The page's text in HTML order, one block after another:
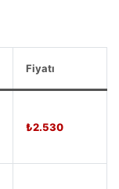
Fiyatı
₺2.530